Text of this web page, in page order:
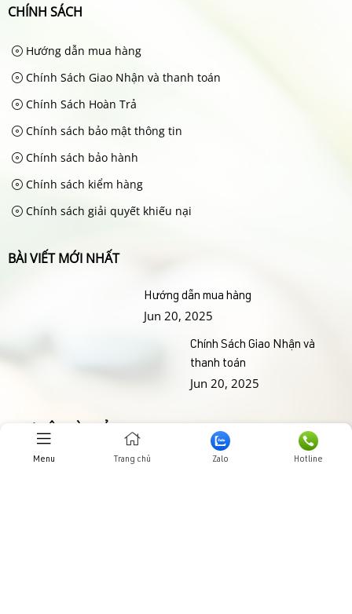
CHÍNH SÁCH
Hướng dẫn mua hàng
Chính Sách Giao Nhận và thanh toán
Chính Sách Hoàn Trả
Chính sách bảo mật thông tin
Chính sách bảo hành
Chính sách kiểm hàng
Chính sách giải quyết khiếu nại
BÀI VIẾT MỚI NHẤT
Hướng dẫn mua hàng
Jun 20, 2025
Chính Sách Giao Nhận và
thanh toán
Jun 20, 2025
THƯ VIỆN HÌNH ẢNHH
Menu Trang chủ Zalo Hotline